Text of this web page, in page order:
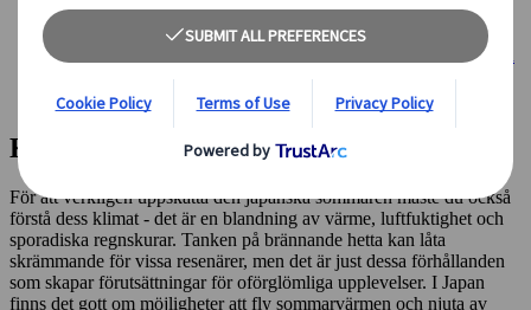
Upptäck Japans vandringsleder
Onsens - den perfekta tillflyktsorten
Hur man skapar den perfekta resplanen för sommaren i Japan
Få ut det mesta av Japan med oss
Insidertips från en Japan-specialist
Klimatet i Japan på sommaren
För att verkligen uppskatta den japanska sommaren måste du också
förstå dess klimat - det är en blandning av värme, luftfuktighet och
sporadiska regnskurar. Tanken på brännande hetta kan låta
skrämmande för vissa resenärer, men det är just dessa förhållanden
som skapar förutsättningar för oförglömliga upplevelser. I Japan
finns det gott om möjligheter att fly sommarvärmen och njuta av